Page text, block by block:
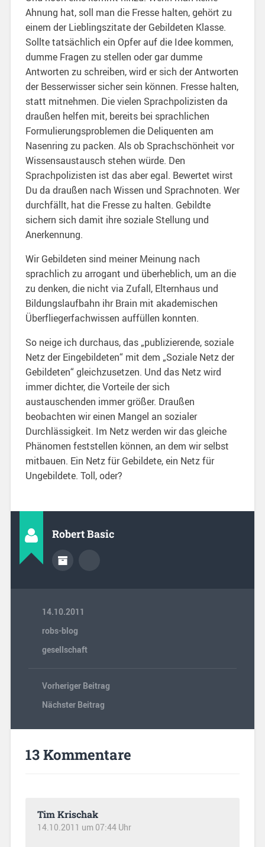
Ahnung hat, soll man die Fresse halten, gehört zu
einem der Lieblingszitate der Gebildeten Klasse.
Sollte tatsächlich ein Opfer auf die Idee kommen,
dumme Fragen zu stellen oder gar dumme
Antworten zu schreiben, wird er sich der Antworten
der Besserwisser sicher sein können. Fresse halten,
statt mitnehmen. Die vielen Sprachpolizisten da
draußen helfen mit, bereits bei sprachlichen
Formulierungsproblemen die Deliquenten am
Nasenring zu packen. Als ob Sprachschönheit vor
Wissensaustausch stehen würde. Den
Sprachpolizisten ist das aber egal. Bewertet wirst
Du da draußen nach Wissen und Sprachnoten. Wer
durchfällt, hat die Fresse zu halten. Gebildte
sichern sich damit ihre soziale Stellung und
Anerkennung.
Wir Gebildeten sind meiner Meinung nach
sprachlich zu arrogant und überheblich, um an die
zu denken, die nicht via Zufall, Elternhaus und
Bildungslaufbahn ihr Brain mit akademischen
Überfliegerfachwissen auffüllen konnten.
So neige ich durchaus, das „publizierende, soziale
Netz der Eingebildeten“ mit dem „Soziale Netz der
Gebildeten“ gleichzusetzen. Und das Netz wird
immer dichter, die Vorteile der sich
austauschenden immer größer. Draußen
beobachten wir einen Mangel an sozialer
Durchlässigkeit. Im Netz werden wir das gleiche
Phänomen feststellen können, an dem wir selbst
mitbauen. Ein Netz für Gebildete, ein Netz für
Ungebildete. Toll, oder?
Robert Basic
14.10.2011
robs-blog
gesellschaft
Vorheriger Beitrag
Nächster Beitrag
13 Kommentare
Tim Krischak
14.10.2011 um 07:44 Uhr